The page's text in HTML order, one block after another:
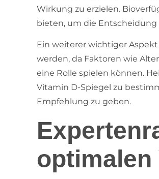
Wirkung zu erzielen.
bieten, um die Entscheidung
Ein weiterer wichtiger
werden, da Faktoren wie
eine Rolle spielen können.
Vitamin D-Spiegel zu
Empfehlung zu geben.
optimalen